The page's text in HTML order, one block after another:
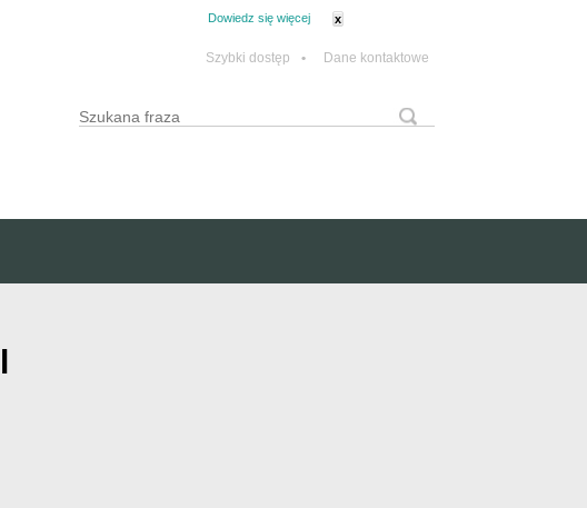
Dowiedz się więcej x
Szybki dostęp • Dane kontaktowe
Formularz wyszukiwania
Wyszukaj